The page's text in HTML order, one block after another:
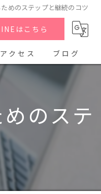
めのステップと継続のコツ
はこちら
アクセス ブログ
コラム
のステ